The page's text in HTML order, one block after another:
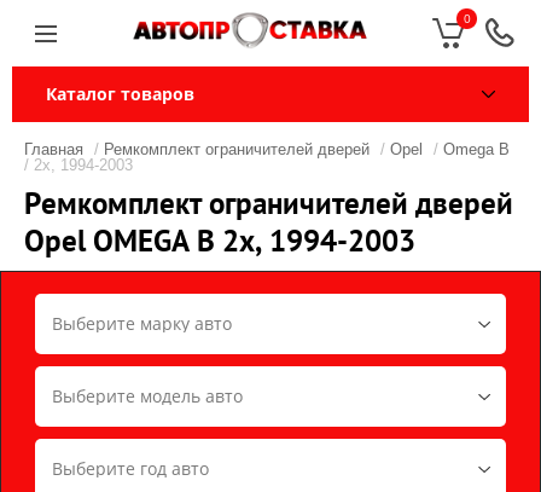
0
Каталог товаров
Главная / Ремкомплект ограничителей дверей / Opel / Omega B
/ 2x, 1994-2003
Ремкомплект ограничителей дверей
Opel OMEGA B 2x, 1994-2003